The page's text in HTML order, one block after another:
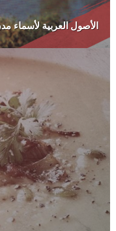
الأصول العربية لأسماء